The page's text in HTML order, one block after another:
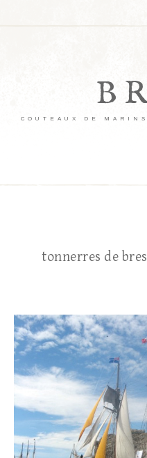
COUTEAUX DE
tonnerres de